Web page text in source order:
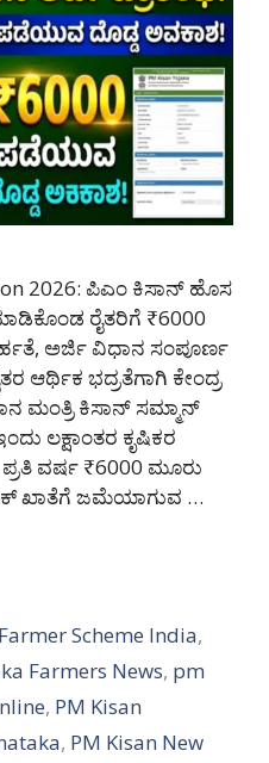
2026: ಪಿಎಂ ಕಿಸಾನ್ ಹೊಸ
ರೈತರಿಗೆ ₹6000
ಅರ್ಜಿ ವಿಧಾನ ಸಂಪೂರ್ಣ
ಆರ್ಥಿಕ ಭದ್ರತೆಗಾಗಿ ಕೇಂದ್ರ
ಮಂತ್ರಿ ಕಿಸಾನ್ ಸಮ್ಮಾನ್
ಲಕ್ಷಾಂತರ ಕೃಷಿಕರ
ಪ್ರತಿ ವರ್ಷ ₹6000 ಮೂರು
ಖಾತೆಗೆ ಜಮೆಯಾಗುವ …
Farmer Scheme India,
Farmers News, pm
, PM Kisan
, PM Kisan New